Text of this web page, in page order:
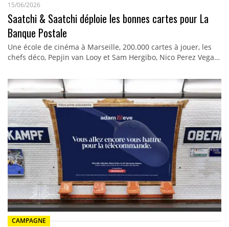
15/06/2026
Saatchi & Saatchi déploie les bonnes cartes pour La
Banque Postale
Une école de cinéma à Marseille, 200.000 cartes à jouer, les
chefs déco, Pepjin van Looy et Sam Hergibo, Nico Perez Vega…
CAMPAGNE